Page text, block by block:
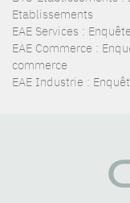
Etablissements
EAE Services :
EAE Commerce :
commerce
EAE Industrie :